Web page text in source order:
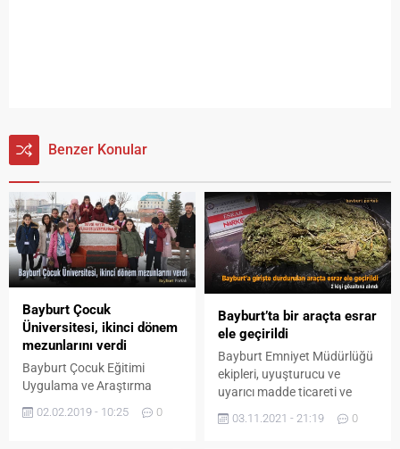
Benzer Konular
Bayburt Çocuk
Üniversitesi, ikinci dönem
mezunlarını verdi
Bayburt Çocuk Eğitimi
Uygulama ve Araştırma
Merkezi’nin hayata geçirdiği
‘Çocuk Üniversitesi II.
02.02.2019 - 10:25 0
Bayburt’ta bir araçta esrar
ele geçirildi
Bayburt Emniyet Müdürlüğü
ekipleri, uyuşturucu ve
uyarıcı madde ticareti ve
operasyonlarına devam
03.11.2021 - 21:19 0